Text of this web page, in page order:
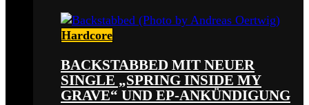
Hardcore
BACKSTABBED MIT NEUER
SINGLE „SPRING INSIDE MY
GRAVE“ UND EP-ANKÜNDIGUNG